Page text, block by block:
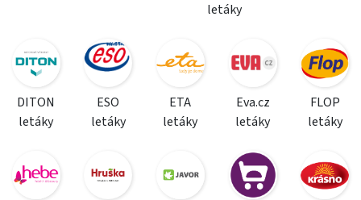
letáky
DITON
letáky
ESO
letáky
ETA
letáky
Eva.cz
letáky
FLOP
letáky